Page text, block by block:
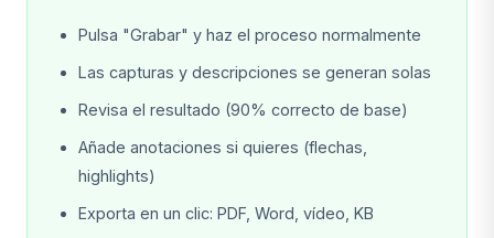
Pulsa "Grabar" y haz el proceso normalmente
Las capturas y descripciones se generan solas
Revisa el resultado (90% correcto de base)
Añade anotaciones si quieres (flechas,
highlights)
Exporta en un clic: PDF, Word, vídeo, KB